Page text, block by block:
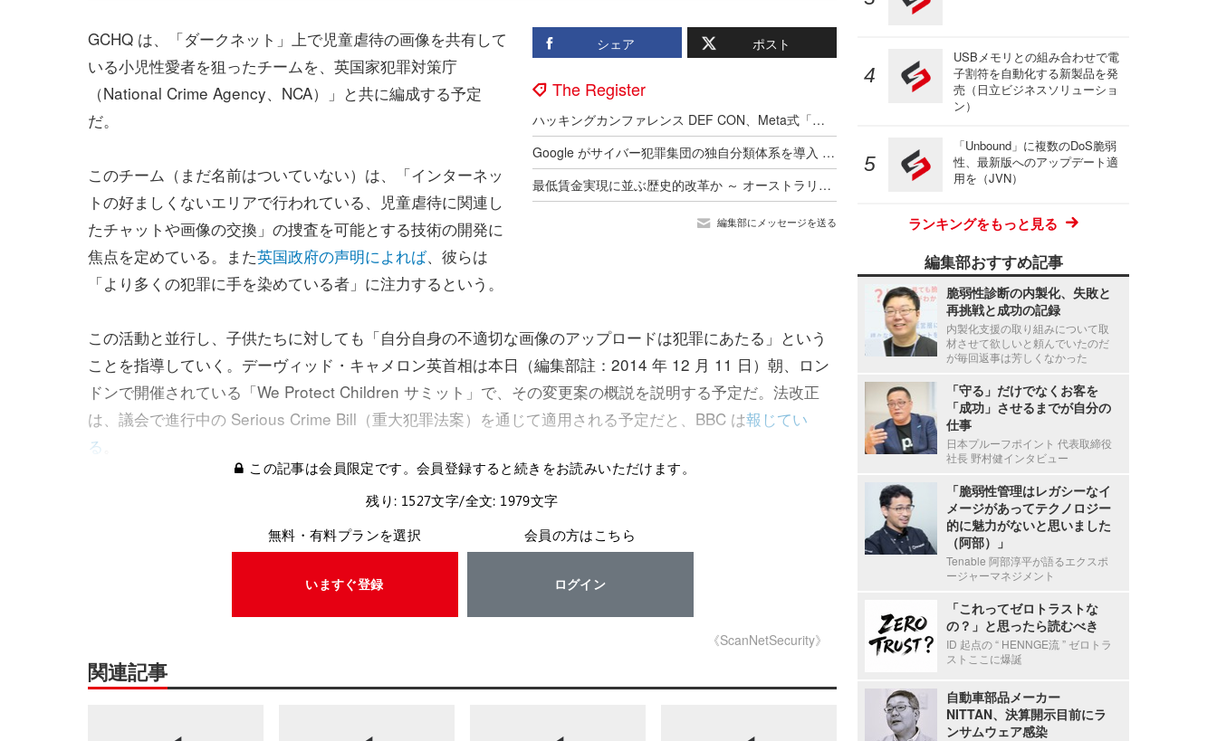
シェア ポスト
The Register
ハッキングカンファレンス DEF CON、Meta式「変態メガネ」全面禁止（度付きもNG）広がるスマートグラス締め出し
Google がサイバー犯罪集団の独自分類体系を導入 ～ Microsoft と CrowdStrike が推進した業界統一規則はいずこへ
最低賃金実現に並ぶ歴史的改革か ～ オーストラリア首相が AI 企業に消費する以上の発電とコンテンツ盗用停止を突きつける
編集部にメッセージを送る
GCHQ は、「ダークネット」上で児童虐待の画像を共有して
いる小児性愛者を狙ったチームを、英国家犯罪対策庁
（National Crime Agency、NCA）」と共に編成する予定
だ。
このチーム（まだ名前はついていない）は、「インターネッ
トの好ましくないエリアで行われている、児童虐待に関連し
たチャットや画像の交換」の捜査を可能とする技術の開発に
焦点を定めている。また英国政府の声明によれば、彼らは
「より多くの犯罪に手を染めている者」に注力するという。
この活動と並行し、子供たちに対しても「自分自身の不適切な画像のアップロードは犯罪にあたる」という
ことを指導していく。デーヴィッド・キャメロン英首相は本日（編集部註：2014 年 12 月 11 日）朝、ロン
ドンで開催されている「We Protect Children サミット」で、その変更案の概説を説明する予定だ。法改正
は、議会で進行中の Serious Crime Bill（重大犯罪法案）を通じて適用される予定だと、BBC は報じてい
る
この記事は会員限定です。会員登録すると続きをお読みいただけます。
残り: 1527文字/全文: 1979文字
無料・有料プランを選択
いますぐ登録
会員の方はこちら
ログイン
《ScanNetSecurity》
関連記事
USBメモリとの組み合わせで電
子割符を自動化する新製品を発
売（日立ビジネスソリューショ
ン）
「Unbound」に複数のDoS脆弱
性、最新版へのアップデート適
用を（JVN）
ランキングをもっと見る
編集部おすすめ記事
脆弱性診断の内製化、失敗と
再挑戦と成功の記録
内製化支援の取り組みについて取
材させて欲しいと頼んでいたのだ
が毎回返事は芳しくなかった
「守る」だけでなくお客を
「成功」させるまでが自分の
仕事
日本プルーフポイント 代表取締役
社長 野村健インタビュー
「脆弱性管理はレガシーなイ
メージがあってテクノロジー
的に魅力がないと思いました
（阿部）」
Tenable 阿部淳平が語るエクスポ
ージャーマネジメント
「これってゼロトラストな
の？」と思ったら読むべき
ID 起点の “ HENNGE流 ” ゼロトラ
ストここに爆誕
自動車部品メーカー
NITTAN、決算開示目前にラ
ンサムウェア感染